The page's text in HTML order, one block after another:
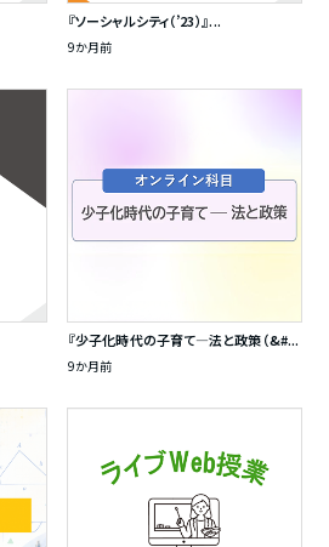
『ソーシャルシティ（’23）』...
9か月前
『少子化時代の子育て―法と政策（&#...
9か月前